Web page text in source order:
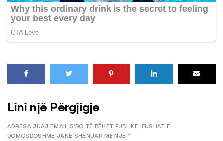
Lini një Përgjigje
ADRESA JUAJ EMAIL S’DO TË BËHET PUBLIKE. FUSHAT E
DOMOSDOSHME JANË SHËNUAR ME NJË *